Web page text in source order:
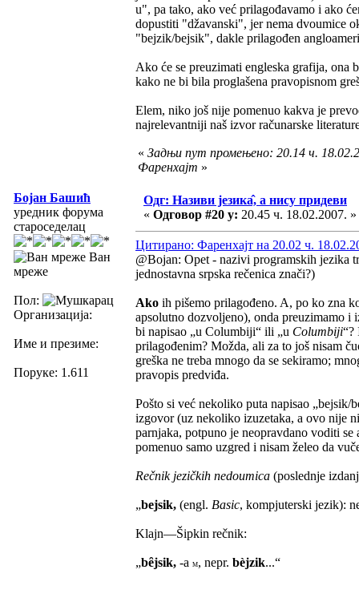
u", pa tako, ako već prilagođavamo i ako
dopustiti "džavanski", jer nema dvoumice
"bejzik/bejsik", dakle prilagođen
Ako će se preuzimati engleska grafija,
kako ne bi bila proglašena pravopisnom
Elem, niko još nije pomenuo kakva je
najrelevantniji naš izvor računarske
« Задњи пут промењено: 20.14 ч.
Фаренхајт »
Бојан Башић
уредник форума
староседелац
Ван
мреже
Пол:
Организација:
Име и презиме:
Поруке: 1.611
Одг: Називи језика̂, а нису придеви
« Одговор #20 у: 20.45 ч. 18.02.2007. »
Цитирано: Фаренхајт на 20.02 ч.
@Bojan: Opet - nazivi programskih jezika
jednostavna srpska rečenica znači?)
Ako ih pišemo prilagođeno. A, po ko zna
apsolutno dozvoljeno), onda preuzimamo i
bi napisao „u Columbiji“ ili „u Columbiji“?
prilagođenim? Možda, ali za to još nisam
greška ne treba mnogo da se sekiramo;
pravopis predviđa.
Pošto si već nekoliko puta napisao „bejsik/
izgovor (uz nekoliko izuzetaka, a ovo nije
parnjaka, potpuno je neopravdano voditi
pomenuo samo uzgred i nisam želeo da
Rečnik jezičkih nedoumica (poslednje
„bejsik, (engl. Basic, kompjuterski jezik):
Klajn—Šipkin rečnik:
„bȇjsik, -a M, nepr. bèjzik...“